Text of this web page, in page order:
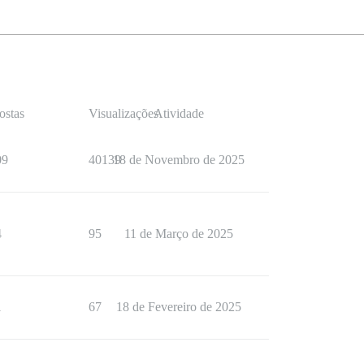
VisualizaçõesAtividade
4013918 de Novembro de 2025
95 11 de Março de 2025
67 18 de Fevereiro de 2025